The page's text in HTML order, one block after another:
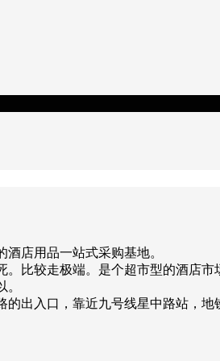
店用品一站式采购基地。
比较走极端。是个超市型的酒店市
出入口，靠近九号线星中路站，地